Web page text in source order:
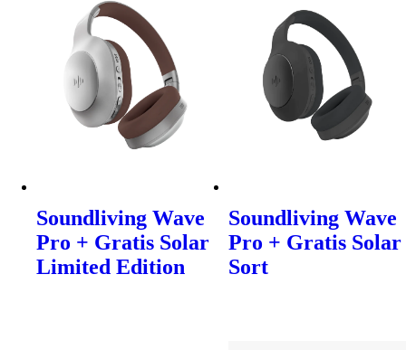
Soundliving Wave
Pro + Gratis Solar
Limited Edition
Soundliving Wave
Pro + Gratis Solar
Sort